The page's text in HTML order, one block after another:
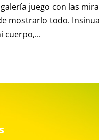
juego con las
mostrarlo todo.
cuerpo,...